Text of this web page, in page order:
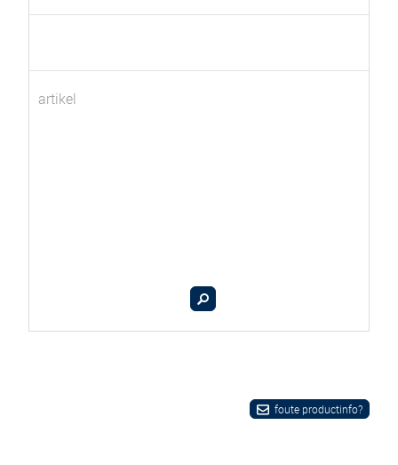
artikel
foute productinfo?